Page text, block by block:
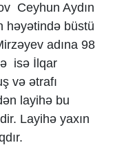
Ceyhun Aydın
həyətində büstü
adına 98
isə İlqar
və ətrafı
layihə bu
Layihə yaxın